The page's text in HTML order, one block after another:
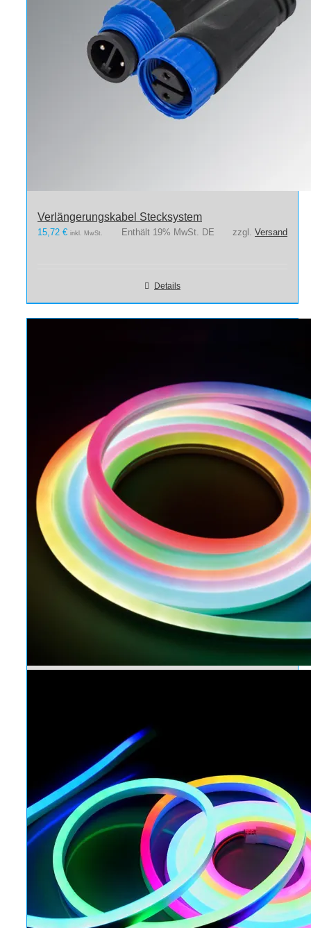
Verlängerungskabel Stecksystem
15,72 € inkl. MwSt. Enthält 19% MwSt. DE zzgl. Versand
Details